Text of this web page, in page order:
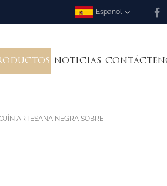
Español
NOTICIAS
ARTESANA NEGRA SOBRE